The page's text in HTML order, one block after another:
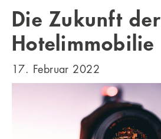
Die Zukunft der
Hotelimmobilie
17. Februar 2022